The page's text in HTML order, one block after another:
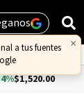
×
a tus fuentes